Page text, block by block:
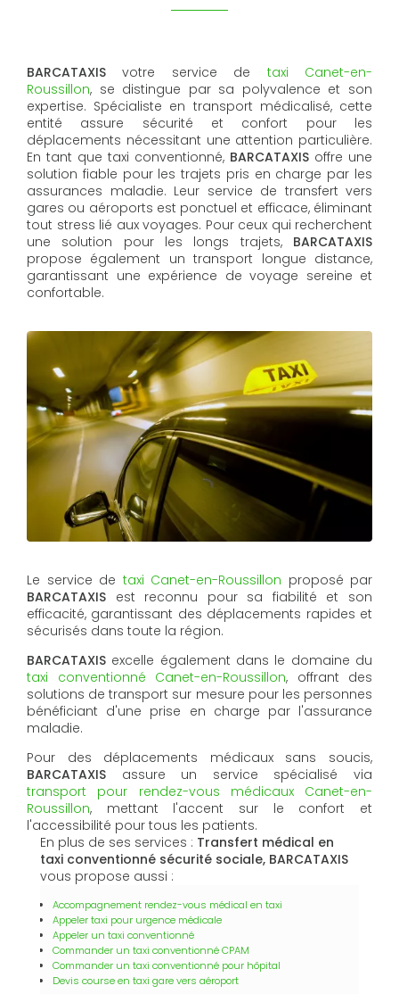
BARCATAXIS votre service de taxi Canet-en-
Roussillon, se distingue par sa polyvalence et son
expertise. Spécialiste en transport médicalisé, cette
entité assure sécurité et confort pour les
déplacements nécessitant une attention particulière.
En tant que taxi conventionné, BARCATAXIS offre une
solution fiable pour les trajets pris en charge par les
assurances maladie. Leur service de transfert vers
gares ou aéroports est ponctuel et efficace, éliminant
tout stress lié aux voyages. Pour ceux qui recherchent
une solution pour les longs trajets, BARCATAXIS
propose également un transport longue distance,
garantissant une expérience de voyage sereine et
confortable.
Le service de taxi Canet-en-Roussillon proposé par
BARCATAXIS est reconnu pour sa fiabilité et son
efficacité, garantissant des déplacements rapides et
sécurisés dans toute la région.
BARCATAXIS excelle également dans le domaine du
taxi conventionné Canet-en-Roussillon, offrant des
solutions de transport sur mesure pour les personnes
bénéficiant d'une prise en charge par l'assurance
maladie.
Pour des déplacements médicaux sans soucis,
BARCATAXIS assure un service spécialisé via
transport pour rendez-vous médicaux Canet-en-
Roussillon, mettant l'accent sur le confort et
l'accessibilité pour tous les patients.
En plus de ses services : Transfert médical en
taxi conventionné sécurité sociale, BARCATAXIS
vous propose aussi :
Accompagnement rendez-vous médical en taxi
Appeler taxi pour urgence médicale
Appeler un taxi conventionné
Commander un taxi conventionné CPAM
Commander un taxi conventionné pour hôpital
Devis course en taxi gare vers aéroport